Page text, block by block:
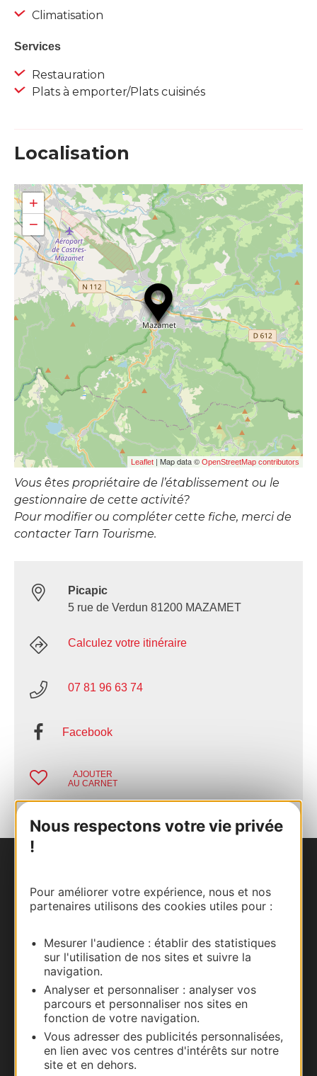
Nous respectons votre vie privée
!
Pour améliorer votre expérience, nous et nos
partenaires utilisons des cookies utiles pour :
Mesurer l'audience : établir des statistiques
sur l'utilisation de nos sites et suivre la
navigation.
Analyser et personnaliser : analyser vos
parcours et personnaliser nos sites en
fonction de votre navigation.
Vous adresser des publicités personnalisées,
en lien avec vos centres d'intérêts sur notre
site et en dehors.
Climatisation
Services
Restauration
Plats à emporter/Plats cuisinés
Localisation
+
−
Leaflet | Map data © OpenStreetMap contributors
Vous êtes propriétaire de l’établissement ou le
gestionnaire de cette activité?
Pour modifier ou compléter cette fiche, merci de
contacter Tarn Tourisme.
Picapic
5 rue de Verdun 81200 MAZAMET
Calculez votre itinéraire
07 81 96 63 74
Facebook
AJOUTER
AU CARNET
Carte interactive
Documentation